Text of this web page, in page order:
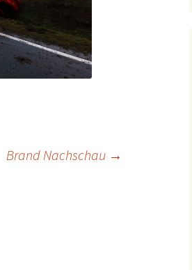
Brand Nachschau →